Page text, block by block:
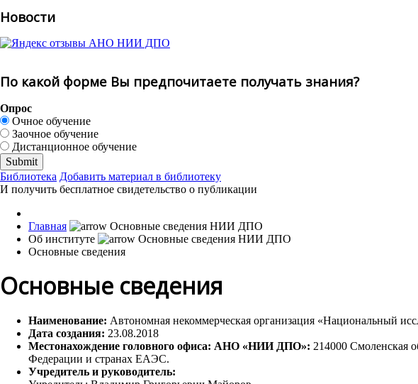
Новости
По какой форме Вы предпочитаете получать знания?
Опрос
Очное обучение
Заочное обучение
Дистанционное обучение
Библиотека Добавить материал в библиотеку
И получить бесплатное свидетельство о публикации
Главная
Об институте
Основные сведения
Основные сведения
Наименование: Автономная некоммерческая организация «Национальный
Дата создания: 23.08.2018
Местонахождение головного офиса: АНО «НИИ ДПО»: 214000 Смоленская
Федерации и странах ЕАЭС.
Учредитель и руководитель: